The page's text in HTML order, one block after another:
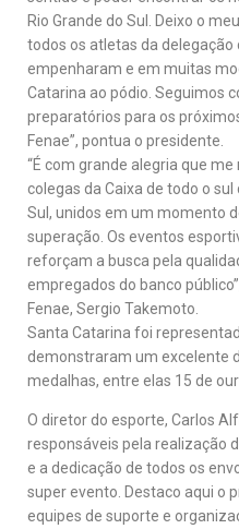
Rio Grande do Sul. Deixo o
todos os atletas da delegação
empenharam e em muitas
Catarina ao pódio. Seguimos
preparatórios para os
Fenae”, pontua o presidente.
“É com grande alegria que
colegas da Caixa de todo o
Sul, unidos em um momento
superação. Os eventos
reforçam a busca pela
empregados do banco
Fenae, Sergio Takemoto.
Santa Catarina foi
demonstraram um excelente
medalhas, entre elas 15 de
O diretor do esporte, Carlos
responsáveis pela realização
e a dedicação de todos os
super evento. Destaco aqui o
equipes de suporte e